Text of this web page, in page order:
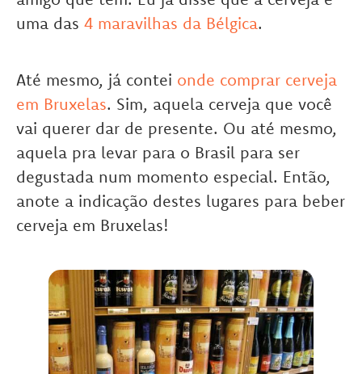
uma das 4 maravilhas da Bélgica.
Até mesmo, já contei onde comprar cerveja
em Bruxelas. Sim, aquela cerveja que você
vai querer dar de presente. Ou até mesmo,
aquela pra levar para o Brasil para ser
degustada num momento especial. Então,
anote a indicação destes lugares para beber
cerveja em Bruxelas!